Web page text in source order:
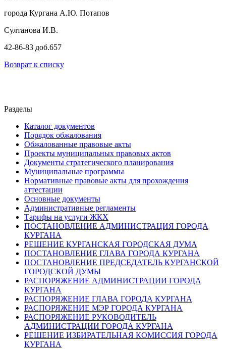
города Кургана А.Ю. Потапов
Султанова И.В.
42-86-83 доб.657
Возврат к списку
Разделы
Каталог документов
Порядок обжалования
Обжалованные правовые акты
Проекты муниципальных правовых актов
Документы стратегического планирования
Муниципальные программы
Нормативные правовые акты для прохождения
аттестации
Основные документы
Административные регламенты
Тарифы на услуги ЖКХ
ПОСТАНОВЛЕНИЕ АДМИНИСТРАЦИЯ ГОРОДА
КУРГАНА
РЕШЕНИЕ КУРГАНСКАЯ ГОРОДСКАЯ ДУМА
ПОСТАНОВЛЕНИЕ ГЛАВА ГОРОДА КУРГАНА
ПОСТАНОВЛЕНИЕ ПРЕДСЕДАТЕЛЬ КУРГАНСКОЙ
ГОРОДСКОЙ ДУМЫ
РАСПОРЯЖЕНИЕ АДМИНИСТРАЦИИ ГОРОДА
КУРГАНА
РАСПОРЯЖЕНИЕ ГЛАВА ГОРОДА КУРГАНА
РАСПОРЯЖЕНИЕ МЭР ГОРОДА КУРГАНА
РАСПОРЯЖЕНИЕ РУКОВОДИТЕЛЬ
АДМИНИСТРАЦИИ ГОРОДА КУРГАНА
РЕШЕНИЕ ИЗБИРАТЕЛЬНАЯ КОМИССИЯ ГОРОДА
КУРГАНА